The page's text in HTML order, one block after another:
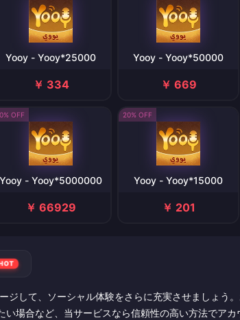
Yooy - Yooy*25000
￥ 334
Yooy - Yooy*50000
￥ 669
OFF
Yooy - Yooy*5000000
￥ 66929
20% OFF
Yooy - Yooy*15000
￥ 201
ジして、ソーシャル体験をさらに充実させましょう
い場合など、当サービスなら信頼性の高い方法でアカ